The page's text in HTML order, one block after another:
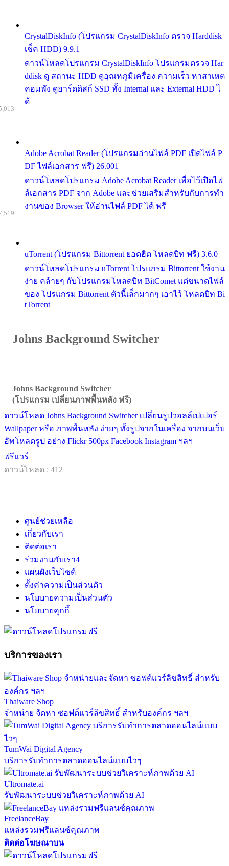
CrystalDiskInfo (โปรแกรม CrystalDiskInfo ตรวจ Harddisk
เช็ค HDD) 9.9.1
ดาวน์โหลดโปรแกรม CrystalDiskInfo โปรแกรมตรวจ Har
ddisk ดู สถานะ HDD ดูอุณหภูมิเครื่อง ความเร็ว หาสาเหต
คอมพัง ดูฮาร์ดดิสก์ SSD ทั้ง Internal และ External HDD ไ
ด้
Adobe Acrobat Reader (โปรแกรมอ่านไฟล์ PDF เปิดไฟล์ P
DF ไฟล์เอกสาร ฟรี) 26.001
ดาวน์โหลดโปรแกรม Adobe Acrobat Reader เพื่อไว้เปิดไฟ
ล์เอกสาร PDF จาก Adobe และช่วยเสริมสำหรับกับการทำ
งานของ Browser ให้อ่านไฟล์ PDF ได้ ฟรี
uTorrent (โปรแกรม Bittorrent ยอดฮิต โหลดบิท ฟรี) 3.6.0
ดาวน์โหลดโปรแกรม uTorrent โปรแกรม Bittorrent ใช้งาน
ง่าย คล้ายๆ กับโปรแกรมโหลดบิท BitComet แต่ขนาดไฟล์
ของ โปรแกรม Bittorrent ตัวนี้เล็กมากๆ เอาไว้ โหลดบิท Bi
tTorrent
Johns Background Switcher
Johns Background Switcher
(โปรแกรม เปลี่ยนภาพพื้นหลัง ฟรี)
ดาวน์โหลด Johns Background Switcher เปลี่ยนรูปวอลล์เปเปอร์
Wallpaper หรือ ภาพพื้นหลัง ง่ายๆ ทั้งรูปจากในเครื่อง จากบนเว็บ
อัพโหลดรูป อย่าง Flickr 500px Facebook Instagram ฯลฯ
ฟรีแวร์
ดาวน์โหลด : 412
ศูนย์ช่วยเหลือ
เกี่ยวกับเรา
ติดต่อเรา
ร่วมงานกับเรา4
แผนผังเว็บไซต์
ตั้งค่าความเป็นส่วนตัว
นโยบายความเป็นส่วนตัว
นโยบายคุกกี้
บริการของเรา
Thaiware Shop
จำหน่าย จัดหา ซอฟต์แวร์ลิขสิทธิ์ สำหรับองค์กร ฯลฯ
TumWai Digital Agency
บริการรับทำการตลาดออนไลน์แบบไวๆ
Ultromate.ai
รับพัฒนาระบบช่วยวิเคราะห์ภาพด้วย AI
FreelanceBay
แหล่งรวมฟรีแลนซ์คุณภาพ
ติดต่อโฆษณาบน